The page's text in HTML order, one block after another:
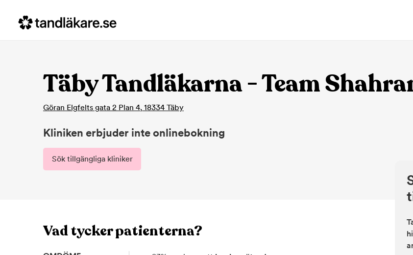
Täby Tandläkarna - Team
Göran Elgfelts gata 2 Plan 4, 18334 Täby
Kliniken erbjuder inte onlinebokning
Sök tillgängliga kliniker
Vad tycker patienterna?